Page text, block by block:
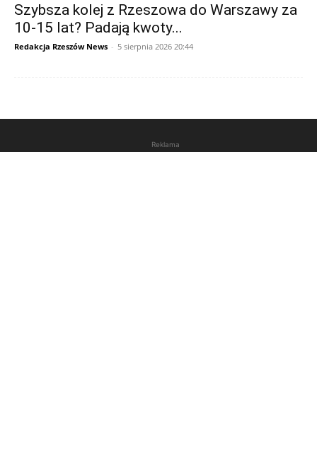
Szybsza kolej z Rzeszowa do Warszawy za
10-15 lat? Padają kwoty...
Redakcja Rzeszów News - 5 sierpnia 2026 20:44
Reklama